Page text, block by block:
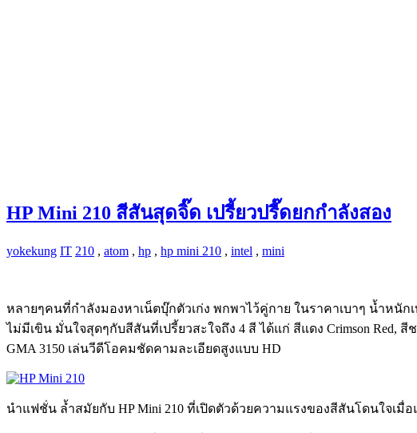
HP Mini 210 สีสันสุดจิ๊ด เปรี้ยวปรี๊ดยกกำลังสอง
yokekung IT 210 , atom , hp , hp mini 210 , intel , mini
หลายๆคนที่กำลังมองหาเน็ตบุ๊กตัวเก่ง พกพาไว้คู่กาย ในราคาเบาๆ น้ำห
ไม่มีเขิน มั่นใจสุดๆกับสีสันที่เปรี้ยวสะใจถึง 4 สี ได้แก่ สีแดง Crimson Red, สี
GMA 3150 เล่นวีดีโอคมชัดคามละเอียดสูงแบบ HD
นำแฟชั่น ล้ำสมัยกับ HP Mini 210 ที่เปิดตัวด้วยความแรงของสีสันโดนใจเมื่